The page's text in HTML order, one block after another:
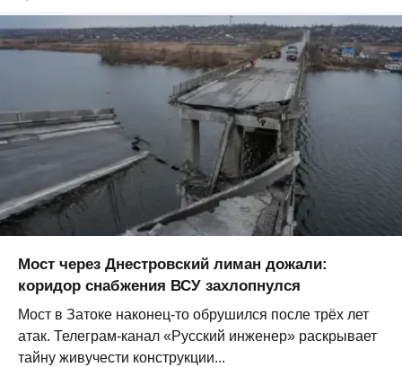
Мост через Днестровский лиман дожали:
коридор снабжения ВСУ захлопнулся
Мост в Затоке наконец-то обрушился после трёх лет
атак. Телеграм-канал «Русский инженер» раскрывает
тайну живучести конструкции...